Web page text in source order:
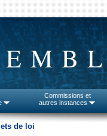
Commissions et
autres instances
de loi